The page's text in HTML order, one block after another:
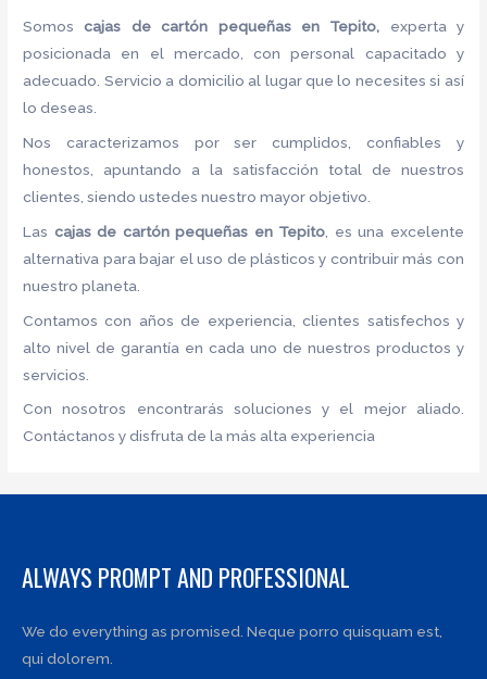
Somoscajas de cartón pequeñasen Tepito, experta y
posicionada en el mercado, con personal capacitado y
adecuado. Servicio a domicilio al lugar que lo necesites si así
lo deseas.
Nos caracterizamos por ser cumplidos, confiables y
honestos, apuntando a la satisfacción total de nuestros
clientes, siendo ustedes nuestro mayor objetivo.
Las cajas de cartón pequeñas en Tepito , es una excelente
alternativa para bajar el uso de plásticos y contribuir más con
nuestro planeta.
Contamos con años de experiencia, clientes satisfechos y
alto nivel de garantía en cada uno de nuestros productos y
servicios.
Con nosotros encontrarás soluciones y el mejor aliado.
Contáctanos y disfruta de la más alta experiencia
ALWAYS PROMPT AND PROFESSIONAL
We do everything as promised. Neque porro quisquam est,
qui dolorem.